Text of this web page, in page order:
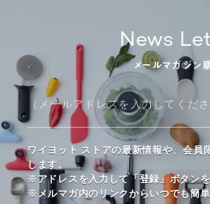
News
メールマガジン
ワイヨット ストアの最新情報や、会員
します。
※アドレスを入力して「登録」ボタン
※メルマガ内のリンクからいつでも簡単